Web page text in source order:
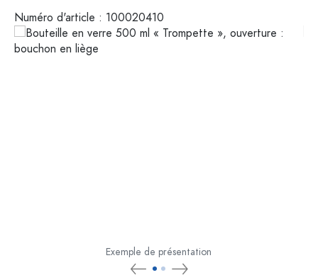
Numéro d'article : 100020410
Exemple de présentation